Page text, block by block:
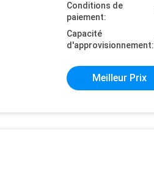
Conditions de
paiement:
Capacité
d'approvisionnement:
Meilleur Prix